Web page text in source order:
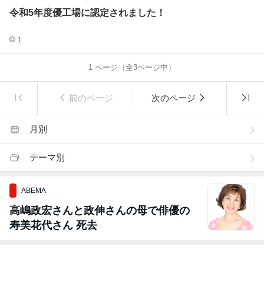
令和5年度優工場に認定されました！
1
1 ページ（全3ページ中）
前のページ 次のページ
月別
テーマ別
ABEMA
高嶋政宏さんと政伸さんの母で俳優の
寿美花代さん 死去